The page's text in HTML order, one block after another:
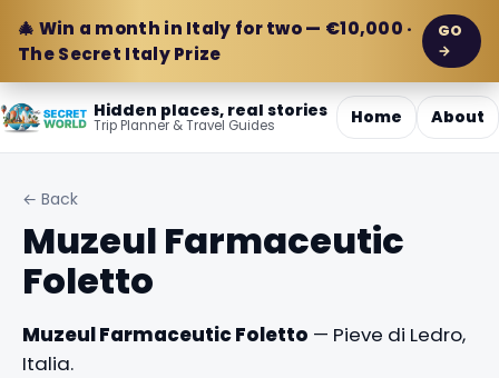
🎄 Win a month in Italy for two — €10,000 ·
The Secret Italy Prize
GO
→
Hidden places, real stories
Trip Planner & Travel Guides Home About
← Back
Muzeul Farmaceutic
Foletto
Muzeul Farmaceutic Foletto — Pieve di Ledro,
Italia.